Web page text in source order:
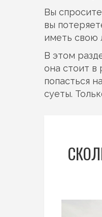
Вы
вы
иметь свою
В этом
она стоит в
попасться
суеты.